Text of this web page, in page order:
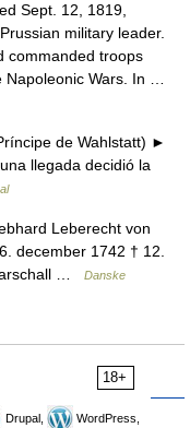
Sept. 12, 1819,
military leader.
commanded troops
Napoleonic Wars. In …
de Wahlstatt) ►
llegada decidió la
Leberecht von
december 1742 † 12.
…
Danske
18+
Drupal,
WordPress,